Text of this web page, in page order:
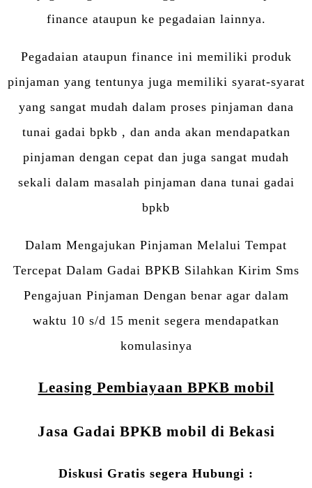
finance ataupun ke pegadaian lainnya.
Pegadaian ataupun finance ini memiliki produk
pinjaman yang tentunya juga memiliki syarat-syarat
yang sangat mudah dalam proses pinjaman dana
tunai gadai bpkb , dan anda akan mendapatkan
pinjaman dengan cepat dan juga sangat mudah
sekali dalam masalah pinjaman dana tunai gadai
bpkb
Dalam Mengajukan Pinjaman Melalui Tempat
Tercepat Dalam Gadai BPKB Silahkan Kirim Sms
Pengajuan Pinjaman Dengan benar agar dalam
waktu 10 s/d 15 menit segera mendapatkan
komulasinya
Leasing Pembiayaan BPKB mobil
Jasa Gadai BPKB mobil di Bekasi
Diskusi Gratis segera Hubungi :